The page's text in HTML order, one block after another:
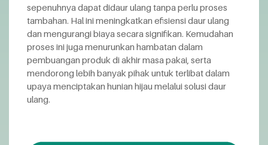
sepenuhnya dapat didaur ulang tanpa perlu proses
tambahan. Hal ini meningkatkan efisiensi daur ulang
dan mengurangi biaya secara signifikan. Kemudahan
proses ini juga menurunkan hambatan dalam
pembuangan produk di akhir masa pakai, serta
mendorong lebih banyak pihak untuk terlibat dalam
upaya menciptakan hunian hijau melalui solusi daur
ulang.